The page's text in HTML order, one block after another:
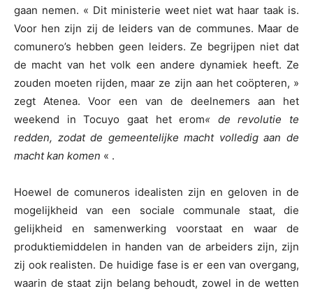
gaan nemen. « Dit ministerie weet niet wat haar taak is.
Voor hen zijn zij de leiders van de communes. Maar de
comunero’s hebben geen leiders. Ze begrijpen niet dat
de macht van het volk een andere dynamiek heeft. Ze
zouden moeten rijden, maar ze zijn aan het coöpteren, »
zegt Atenea. Voor een van de deelnemers aan het
weekend in Tocuyo gaat het erom« de revolutie te
redden, zodat de gemeentelijke macht volledig aan de
macht kan komen « .
Hoewel de comuneros idealisten zijn en geloven in de
mogelijkheid van een sociale communale staat, die
gelijkheid en samenwerking voorstaat en waar de
produktiemiddelen in handen van de arbeiders zijn, zijn
zij ook realisten. De huidige fase is er een van overgang,
waarin de staat zijn belang behoudt, zowel in de wetten